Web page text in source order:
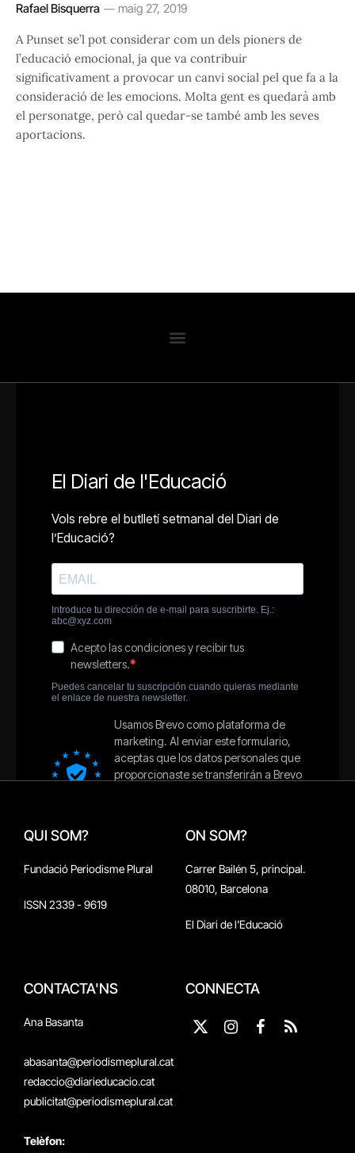
Rafael Bisquerra maig 27, 2019
A Punset se’l pot considerar com un dels pioners de
l’educació emocional, ja que va contribuir
significativament a provocar un canvi social pel que fa a la
consideració de les emocions. Molta gent es quedarà amb
el personatge, però cal quedar-se també amb les seves
aportacions.
QUI SOM?
Fundació Periodisme Plural
ISSN 2339 - 9619
ON SOM?
Carrer Bailén 5, principal.
08010, Barcelona
El Diari de l'Educació
CONTACTA'NS
Ana Basanta
abasanta@periodismeplural.cat
redaccio@diarieducacio.cat
publicitat@periodismeplural.cat
Telèfon:
CONNECTA
X
Instagram
Facebook
RSS